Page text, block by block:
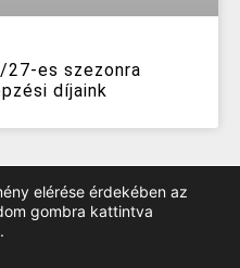
27-es szezonra
díjaink
elérése érdekében az
gombra kattintva